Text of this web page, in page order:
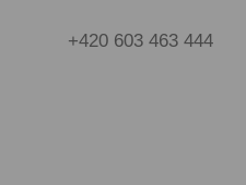
+420 603 463 444